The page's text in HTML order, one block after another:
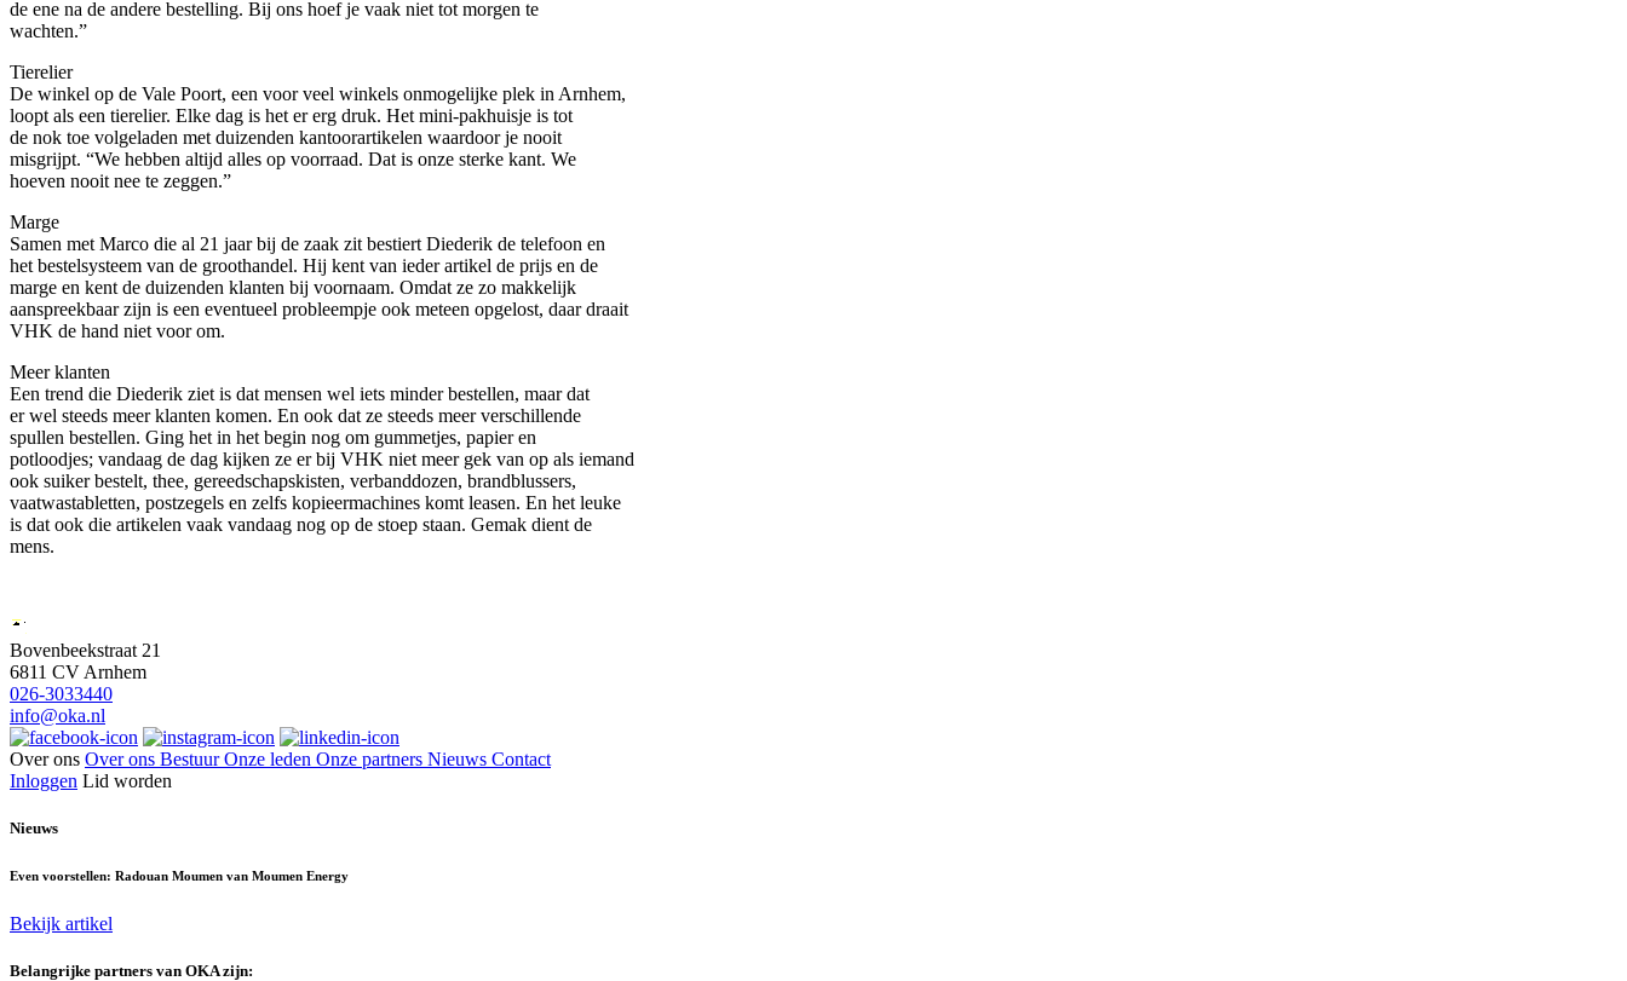
de ene na de andere bestelling. Bij ons hoef je vaak niet tot morgen te
wachten.”
Tierelier
De winkel op de Vale Poort, een voor veel winkels onmogelijke plek in Arnhem,
loopt als een tierelier. Elke dag is het er erg druk. Het mini-pakhuisje is tot
de nok toe volgeladen met duizenden kantoorartikelen waardoor je nooit
misgrijpt. “We hebben altijd alles op voorraad. Dat is onze sterke kant. We
hoeven nooit nee te zeggen.”
Marge
Samen met Marco die al 21 jaar bij de zaak zit bestiert Diederik de telefoon en
het bestelsysteem van de groothandel. Hij kent van ieder artikel de prijs en de
marge en kent de duizenden klanten bij voornaam. Omdat ze zo makkelijk
aanspreekbaar zijn is een eventueel probleempje ook meteen opgelost, daar draait
VHK de hand niet voor om.
Meer klanten
Een trend die Diederik ziet is dat mensen wel iets minder bestellen, maar dat
er wel steeds meer klanten komen. En ook dat ze steeds meer verschillende
spullen bestellen. Ging het in het begin nog om gummetjes, papier en
potloodjes; vandaag de dag kijken ze er bij VHK niet meer gek van op als iemand
ook suiker bestelt, thee, gereedschapskisten, verbanddozen, brandblussers,
vaatwastabletten, postzegels en zelfs kopieermachines komt leasen. En het leuke
is dat ook die artikelen vaak vandaag nog op de stoep staan. Gemak dient de
mens.
Bovenbeekstraat 21
6811 CV Arnhem
026-3033440
info@oka.nl
Over ons Over ons BestuurOnze leden Onze partners Nieuws Contact
Inloggen Lid worden
Nieuws
Even voorstellen: Radouan Moumen van Moumen Energy
Bekijk artikel
Belangrijke partners van OKA zijn: